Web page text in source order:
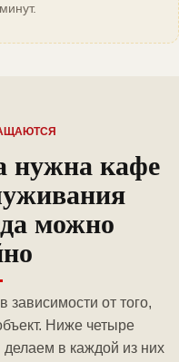
нужна кафе
можно
зависимости от того,
Ниже четыре
в каждой из них